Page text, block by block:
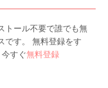
トール不要で誰でも無
です。 無料登録をす
すぐ無料登録